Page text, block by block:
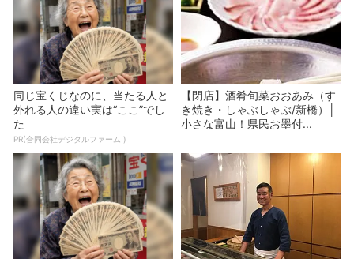
同じ宝くじなのに、当たる人と
外れる人の違い実は“ここ”でし
た
PR(合同会社デジタルファーム )
【閉店】酒肴旬菜おおあみ（す
き焼き・しゃぶしゃぶ/新橋）│
小さな富山！県民お墨付...